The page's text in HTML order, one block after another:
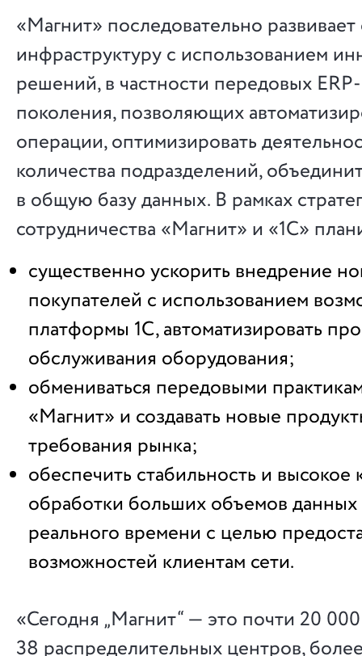
«Магнит» последовательно
инфраструктуру с использованием
решений, в частности передовых
поколения, позволяющих
операции, оптимизировать
количества подразделений,
в общую базу данных. В рамках
сотрудничества «Магнит» и «1С»
существенно ускорить внедрение
покупателей с использованием
платформы 1С, автоматизировать
обслуживания оборудования;
обмениваться передовыми
«Магнит» и создавать новые
требования рынка;
обеспечить стабильность и высокое
обработки больших объемов
реального времени с целью
возможностей клиентам сети.
«Сегодня „Магнит“ — это почти 20
38 распределительных центров,